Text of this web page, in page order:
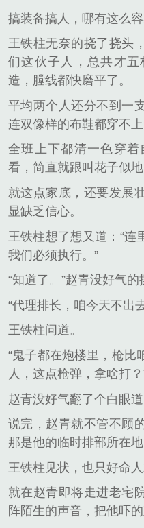
搞装备搞人，哪有这么容
王铁柱无奈的挠了挠头
们这伙子人，总共才
造，膛线都快磨平了。
平均两个人还分不到一
连双像样的布鞋都穿不上
全班上下都清一色穿
看，简直就跟叫花子似地
就这点家底，还要发展
显缺乏信心。
王铁柱想了想又道：“连
我们必须执行。”
“知道了。”赵青没好气
“代理排长，咱今天不出
王铁柱问道。
“鬼子都在炮楼里，枪比
人，这点枪弹，拿啥打？
赵青没好气翻了个白眼
说完，赵青就不管不顾
那是他的临时排部所在地
王铁柱见状，也只好命人
就在赵青即将走进老宅
阵陌生的声音，把他吓